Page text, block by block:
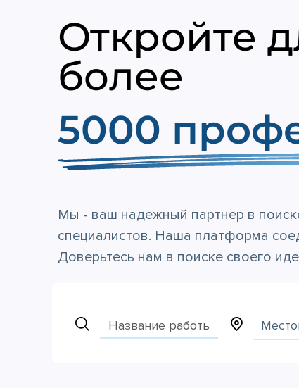
Откройте
более
5000
Мы - ваш надежный партнер в
специалистов. Наша платформа
Доверьтесь нам в поиске своего
Name